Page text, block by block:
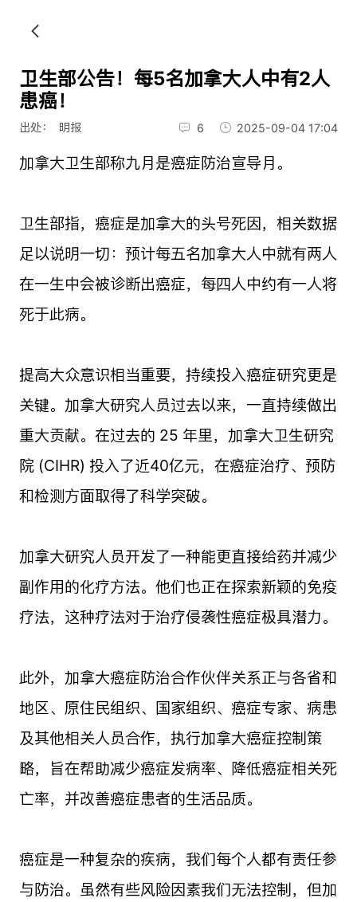
卫生部公告！每5名加拿大人中有2人
患癌！
出处： 明报 6 2025-09-04 17:04
加拿大卫生部称九月是癌症防治宣导月。
卫生部指，癌症是加拿大的头号死因，相关数据
足以说明一切：预计每五名加拿大人中就有两人
在一生中会被诊断出癌症，每四人中约有一人将
死于此病。
提高大众意识相当重要，持续投入癌症研究更是
关键。加拿大研究人员过去以来，一直持续做出
重大贡献。在过去的 25 年里，加拿大卫生研究
院 (CIHR) 投入了近40亿元，在癌症治疗、预防
和检测方面取得了科学突破。
加拿大研究人员开发了一种能更直接给药并减少
副作用的化疗方法。他们也正在探索新颖的免疫
疗法，这种疗法对于治疗侵袭性癌症极具潜力。
此外，加拿大癌症防治合作伙伴关系正与各省和
地区、原住民组织、国家组织、癌症专家、病患
及其他相关人员合作，执行加拿大癌症控制策
略，旨在帮助减少癌症发病率、降低癌症相关死
亡率，并改善癌症患者的生活品质。
癌症是一种复杂的疾病，我们每个人都有责任参
与防治。虽然有些风险因素我们无法控制，但加